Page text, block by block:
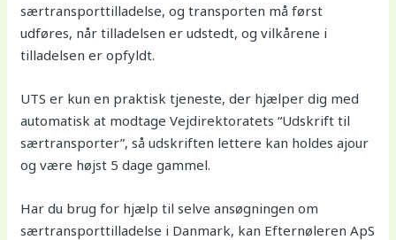
særtransporttilladelse, og transporten må først
udføres, når tilladelsen er udstedt, og vilkårene i
tilladelsen er opfyldt.
UTS er kun en praktisk tjeneste, der hjælper dig med
automatisk at modtage Vejdirektoratets “Udskrift til
særtransporter”, så udskriften lettere kan holdes ajour
og være højst 5 dage gammel.
Har du brug for hjælp til selve ansøgningen om
særtransporttilladelse i Danmark, kan Efternøleren ApS